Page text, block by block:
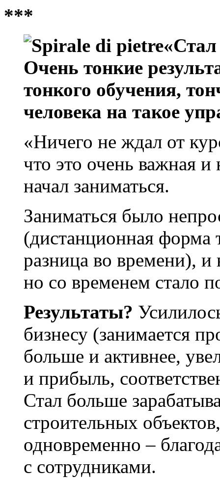
***
Очень тонкие
тонкого обучения,
человека на такое
«Ничего не ждал от
что это очень важная
начал заниматься.
Заниматься было
(дистанционная форма
разница во времени), и
но со временем стало
Результаты?
бизнесу (занимается
больше и активнее,
и прибыль,
Стал больше
строительных
одновременно –
с сотрудниками.